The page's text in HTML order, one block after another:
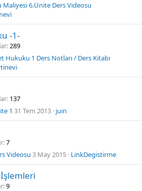
Maliyesi 6.Ünite Ders Videosu
-1-
289
Hukuku 1 Ders Notları / Ders Kitabı
137
1 31 Tem 2013 juin
7
Videosu 3 May 2015 LinkDegistirme
9